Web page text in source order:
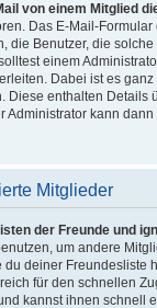
von einem Mitglied
Das E-Mail-
die Benutzer, die
einem
Dabei ist es
Diese enthalten Details
Administrator kann
Mitglieder
der Freunde und
um andere
du deiner Freundesliste
für den schnellen
kannst ihnen schnell